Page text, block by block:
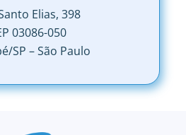
Elias, 398
03086-050
SP – São Paulo